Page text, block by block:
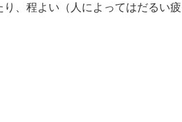
、程よい（人によってはだるい疲